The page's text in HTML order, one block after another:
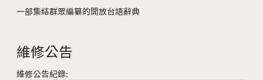
一部集結群眾編纂的開放台語辭典
維修公告
維修公告紀錄: